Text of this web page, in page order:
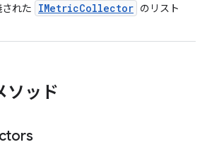
れた IMetricCollector のリスト
ソッド